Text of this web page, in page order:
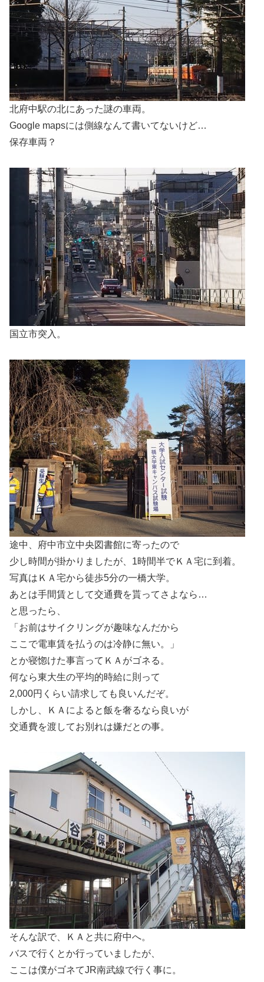
北府中駅の北にあった謎の車両。
Google mapsには側線なんて書いてないけど…
保存車両？
国立市突入。
途中、府中市立中央図書館に寄ったので
少し時間が掛かりましたが、1時間半でＫＡ宅に到着。
写真はＫＡ宅から徒歩5分の一橋大学。
あとは手間賃として交通費を貰ってさよなら…
と思ったら、
「お前はサイクリングが趣味なんだから
ここで電車賃を払うのは冷静に無い。」
とか寝惚けた事言ってＫＡがゴネる。
何なら東大生の平均的時給に則って
2,000円くらい請求しても良いんだぞ。
しかし、ＫＡによると飯を奢るなら良いが
交通費を渡してお別れは嫌だとの事。
そんな訳で、ＫＡと共に府中へ。
バスで行くとか行っていましたが、
ここは僕がゴネてJR南武線で行く事に。